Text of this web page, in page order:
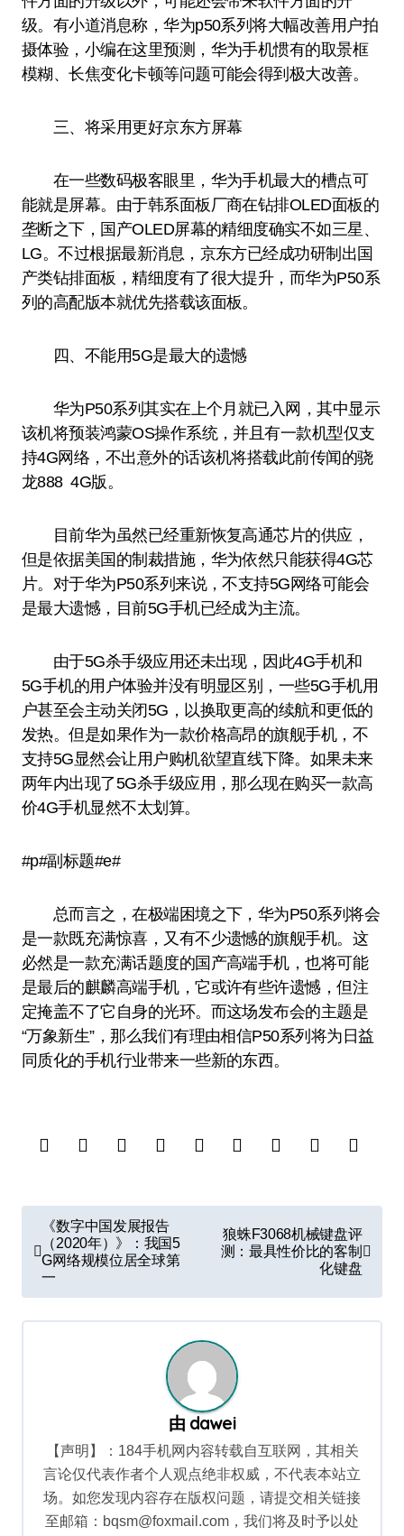
级。有小道消息称，华为p50系列将大幅改善用户拍
摄体验，小编在这里预测，华为手机惯有的取景框
模糊、长焦变化卡顿等问题可能会得到极大改善。
三、将采用更好京东方屏幕
在一些数码极客眼里，华为手机最大的槽点可
能就是屏幕。由于韩系面板厂商在钻排OLED面板的
垄断之下，国产OLED屏幕的精细度确实不如三星、
LG。不过根据最新消息，京东方已经成功研制出国
产类钻排面板，精细度有了很大提升，而华为P50系
列的高配版本就优先搭载该面板。
四、不能用5G是最大的遗憾
华为P50系列其实在上个月就已入网，其中显示
该机将预装鸿蒙OS操作系统，并且有一款机型仅支
持4G网络，不出意外的话该机将搭载此前传闻的骁
龙888 4G版。
目前华为虽然已经重新恢复高通芯片的供应，
但是依据美国的制裁措施，华为依然只能获得4G芯
片。对于华为P50系列来说，不支持5G网络可能会
是最大遗憾，目前5G手机已经成为主流。
由于5G杀手级应用还未出现，因此4G手机和
5G手机的用户体验并没有明显区别，一些5G手机用
户甚至会主动关闭5G，以换取更高的续航和更低的
发热。但是如果作为一款价格高昂的旗舰手机，不
支持5G显然会让用户购机欲望直线下降。如果未来
两年内出现了5G杀手级应用，那么现在购买一款高
价4G手机显然不太划算。
#p#副标题#e#
总而言之，在极端困境之下，华为P50系列将会
是一款既充满惊喜，又有不少遗憾的旗舰手机。这
必然是一款充满话题度的国产高端手机，也将可能
是最后的麒麟高端手机，它或许有些许遗憾，但注
定掩盖不了它自身的光环。而这场发布会的主题是
“万象新生”，那么我们有理由相信P50系列将为日益
同质化的手机行业带来一些新的东西。
章
导
《数字中国发展报告
（2020年）》：我国5
G网络规模位居全球第
一
狼蛛F3068机械键盘评
测：最具性价比的客制
化键盘
由 dawei
【声明】：184手机网内容转载自互联网，其相关
言论仅代表作者个人观点绝非权威，不代表本站立
场。如您发现内容存在版权问题，请提交相关链接
至邮箱：bqsm@foxmail.com，我们将及时予以处